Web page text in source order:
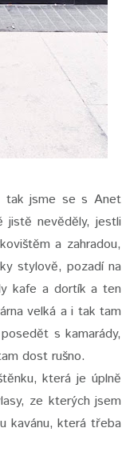
tak jsme se s Anet
jistě nevěděly, jestli
a zahradou,
stylově, pozadí na
kafe a dortík a ten
velká a i tak tam
s kamarády,
dost rušno.
která je úplně
ze kterých jsem
kavánu, která třeba